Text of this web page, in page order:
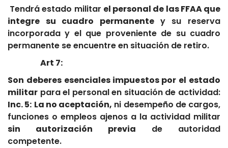
Tendrá estado militar el personal de las FFAA que
integre su cuadro permanente y su reserva
incorporada y el que proveniente de su cuadro
permanente se encuentre en situación de retiro.
Art 7:
Son deberes esenciales impuestos por el estado
militar para el personal en situación de actividad:
Inc. 5: La no aceptación, ni desempeño de cargos,
funciones o empleos ajenos a la actividad militar
sin autorización previa de autoridad
competente.